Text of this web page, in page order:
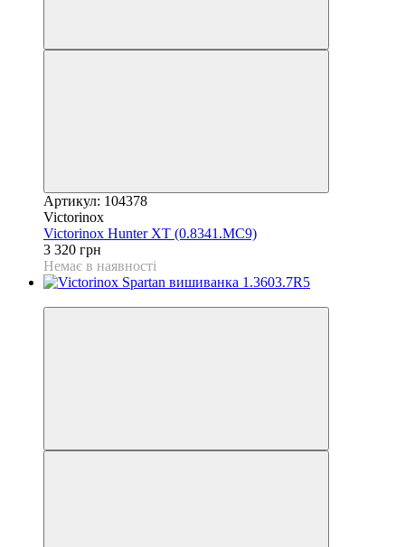
Артикул: 104378
Victorinox
Victorinox Hunter XТ (0.8341.MC9)
3 320 грн
Немає в наявності